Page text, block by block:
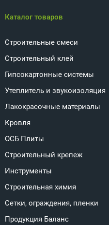
Каталог товаров
Строительные смеси
Строительный клей
Гипсокартонные системы
Утеплитель и звукоизоляция
Лакокрасочные материалы
Кровля
ОСБ Плиты
Строительный крепеж
Инструменты
Строительная химия
Сетки, ограждения, пленки
Продукция Баланс